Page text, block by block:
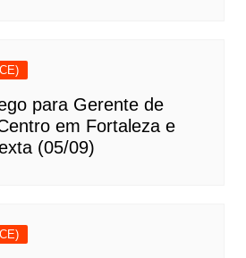
para Gerente de
em Fortaleza e
(05/09)